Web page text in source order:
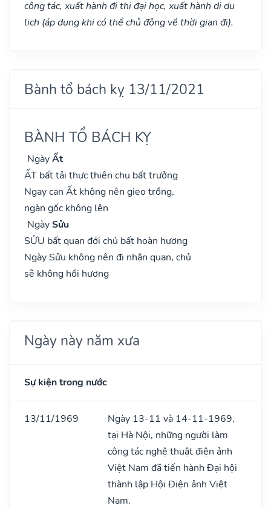
công tác, xuất hành đi thi đại học, xuất hành di du
lịch (áp dụng khi có thể chủ động về thời gian đi).
Bành tổ bách kỵ 13/11/2021
BÀNH TỔ BÁCH KỴ
NgàyẤt
ẤT bất tải thực thiên chu bất trưởng
Ngay can Ất không nên gieo trồng,
ngàn gốc không lên
NgàySửu
SỬU bất quan đới chủ bất hoàn hương
Ngày Sửu không nên đi nhận quan, chủ
sẽ không hồi hương
Ngày này năm xưa
Sự kiện trong nước
13/11/1969
Ngày 13-11 và 14-11-1969,
tại Hà Nội, những người làm
công tác nghệ thuật điện ảnh
Việt Nam đã tiến hành Đại hội
thành lập Hội Điện ảnh Việt
Nam.